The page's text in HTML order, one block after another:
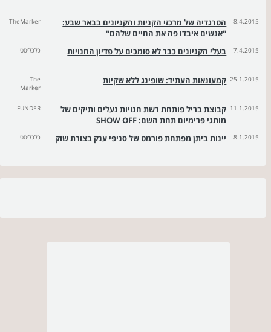
8.4.2015
הטרגדיה של מרכזי הקניות והקניונים בבאר שבע:
"אנשים איבדו פה את החיים שלהם"
TheMarker
7.4.2015 בעלי הקניונים כבר לא סומכים על פדיון החנויות כלכליסט
25.1.2015 קמעונאות העתיד: שופינג ללא שקיות
The
Marker
11.1.2015 קבוצת בריל פותחת רשת חנויות נעלים ותיקים של
מותגי פרימיום תחת השם: SHOW OFF
FUNDER
8.1.2015 יינות ביתן מפתחת פורמט של סניפי ענק בצורת שוק כלכליסט